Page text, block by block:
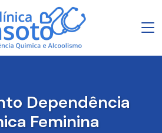
Dependência
Feminina